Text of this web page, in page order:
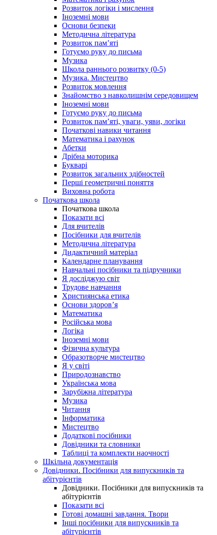
Розвиток логіки і мислення
Іноземні мови
Основи безпеки
Методична література
Розвиток пам’яті
Готуємо руку до письма
Музика
Школа раннього розвитку (0-5)
Музика. Мистецтво
Розвиток мовлення
Знайомство з навколишнім середовищем
Іноземні мови
Готуємо руку до письма
Розвиток пам’яті, уваги, уяви, логіки
Початкові навики читання
Математика і рахунок
Абетки
Дрібна моторика
Букварі
Розвиток загальних здібностей
Перші геометричні поняття
Виховна робота
Початкова школа
Початкова школа
Показати всі
Для вчителів
Посібники для вчителів
Методична література
Дидактичний матеріал
Календарне планування
Навчальні посібники та підручники
Я досліджую світ
Трудове навчання
Християнська етика
Основи здоров’я
Математика
Російська мова
Логіка
Іноземні мови
Фізична культура
Образотворче мистецтво
Я у світі
Природознавство
Українська мова
Зарубіжна література
Музика
Читання
Інформатика
Мистецтво
Додаткові посібники
Довідники та словники
Таблиці та комплекти наочності
Шкільна документація
Довідники. Посібники для випускників та
абітурієнтів
Довідники. Посібники для випускників та
абітурієнтів
Показати всі
Готові домашні завдання. Твори
Інші посібники для випускників та
абітурієнтів